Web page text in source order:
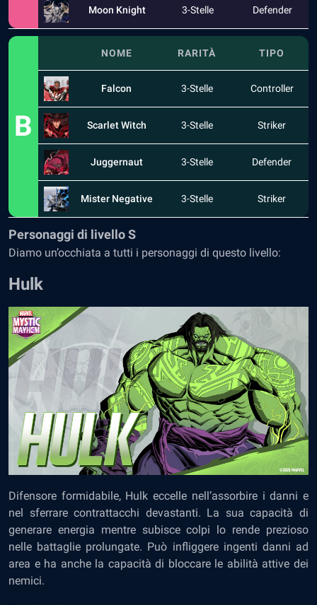
Moon Knight 3-Stelle Defender
B
NOME RARITÀ TIPO
Falcon 3-Stelle Controller
Scarlet Witch 3-Stelle Striker
Juggernaut 3-Stelle Defender
Mister Negative 3-Stelle Striker
Personaggi di livello S
Diamo un’occhiata a tutti i personaggi di questo livello:
Hulk
Difensore formidabile, Hulk eccelle nell’assorbire i danni e
nel sferrare contrattacchi devastanti. La sua capacità di
generare energia mentre subisce colpi lo rende prezioso
nelle battaglie prolungate. Può infliggere ingenti danni ad
area e ha anche la capacità di bloccare le abilità attive dei
nemici.